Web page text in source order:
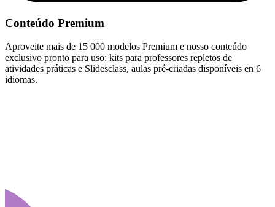
Conteúdo Premium
Aproveite mais de 15 000 modelos Premium e nosso conteúdo
exclusivo pronto para uso: kits para professores repletos de
atividades práticas e Slidesclass, aulas pré-criadas disponíveis en 6
idiomas.